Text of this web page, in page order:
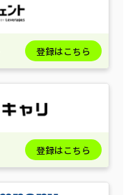
登録はこちら
登録はこちら